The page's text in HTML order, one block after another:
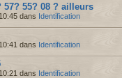
57? 55? 08 ? ailleurs
dans Identification
dans Identification
dans Identification